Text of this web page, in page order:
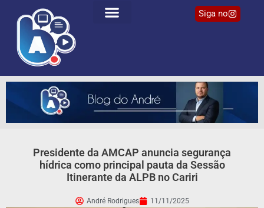
Siga no
Presidente da AMCAP anuncia segurança
hídrica como principal pauta da Sessão
Itinerante da ALPB no Cariri
André Rodrigues 11/11/2025